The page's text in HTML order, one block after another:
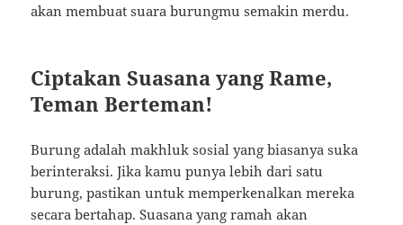
akan membuat suara burungmu semakin merdu.
Ciptakan Suasana yang Rame,
Teman Berteman!
Burung adalah makhluk sosial yang biasanya suka
berinteraksi. Jika kamu punya lebih dari satu
burung, pastikan untuk memperkenalkan mereka
secara bertahap. Suasana yang ramah akan